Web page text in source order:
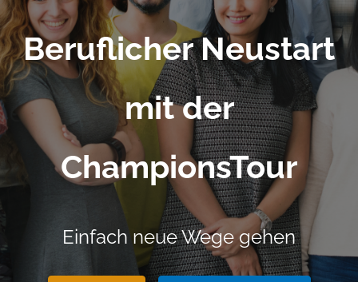
Beruflicher Neustart
mit der
ChampionsTour
Einfach neue Wege gehen